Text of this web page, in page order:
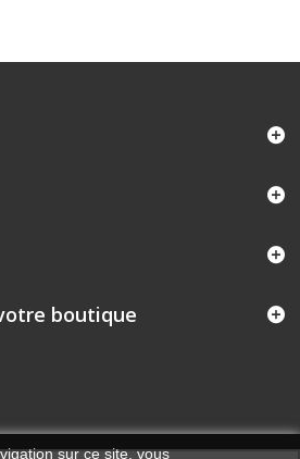
boutique
sur ce site, vous